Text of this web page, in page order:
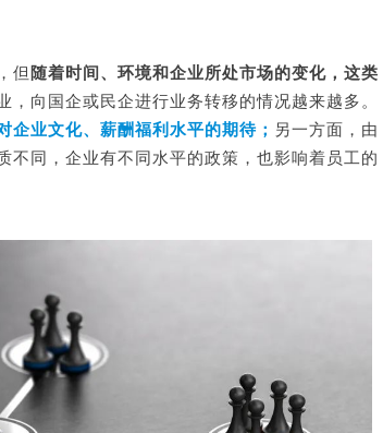
但 随着时间、环境和企业所处市场的变化，这类
向国企或民企进行业务转移的情况越来越多。
企业文化、薪酬福利水平的期待； 另一方面，由
不同，企业有不同水平的政策，也影响着员工的